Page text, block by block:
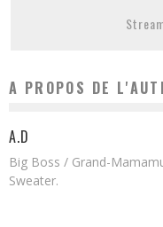
A PROPOS DE
A.D
Big Boss / Grand-
Sweater.